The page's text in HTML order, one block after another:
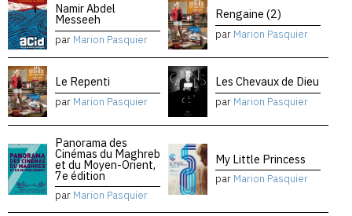
Namir Abdel
Messeeh
par Marion Pasquier
Rengaine (2)
par Marion Pasquier
Le Repenti
par Marion Pasquier
Les Chevaux de Dieu
par Marion Pasquier
Panorama des
Cinémas du Maghreb
et du Moyen-Orient,
7e édition
par Marion Pasquier
My Little Princess
par Marion Pasquier